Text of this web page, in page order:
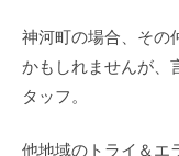
神河町の場合、その
かもしれませんが、
タッフ。
他地域のトライ＆エ